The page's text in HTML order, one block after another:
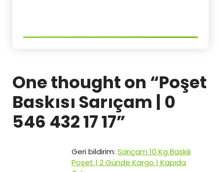
One thought on “Poşet
Baskısı Sarıçam | 0
546 432 17 17”
Geri bildirim: Sarıçam 10 Kg Baskılı
Poşet | 2 Günde Kargo | Kapıda